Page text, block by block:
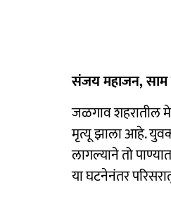
संजय महाजन, साम
जळगाव शहरातील
मृत्यू झाला आहे. युवक
लागल्याने तो
या घटनेनंतर